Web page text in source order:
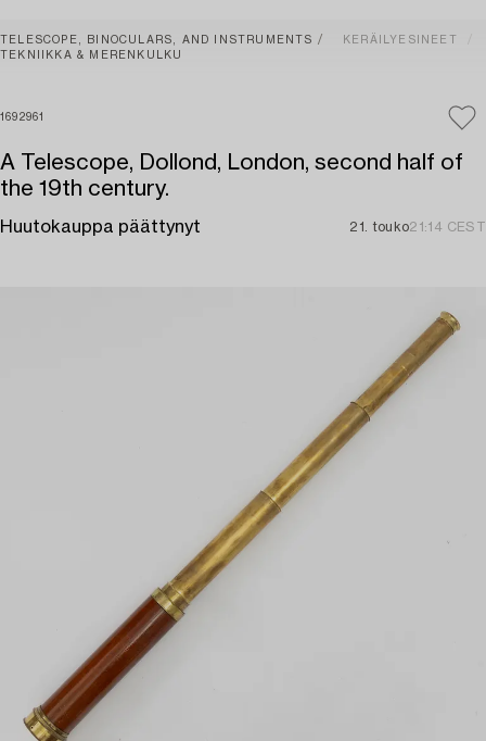
TELESCOPE, BINOCULARS, AND INSTRUMENTS
KERÄILYESINEET
TEKNIIKKA & MERENKULKU
1692961
A Telescope, Dollond, London, second half of
the 19th century.
Huutokauppa päättynyt 21. touko21:14 CEST